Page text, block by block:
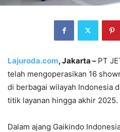
Lajuroda.com, Jakarta – PT
telah mengoperasikan 16
di berbagai wilayah Indonesia
titik layanan hingga akhir 2025.
Dalam ajang Gaikindo